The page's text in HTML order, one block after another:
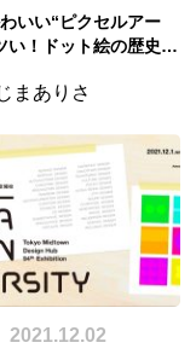
いい“ピクセルアー
い！ドット絵の歴史、
まありさ
2021.12.02